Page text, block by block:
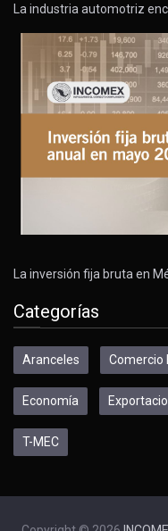
La industria automotriz
La inversión fija bruta en
Categorías
Aranceles Comercio
Economía
T-MEC